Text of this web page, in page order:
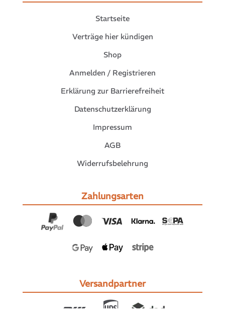
Startseite
Verträge hier kündigen
Shop
Anmelden / Registrieren
Erklärung zur Barrierefreiheit
Datenschutzerklärung
Impressum
AGB
Widerrufsbelehrung
Zahlungsarten
Versandpartner